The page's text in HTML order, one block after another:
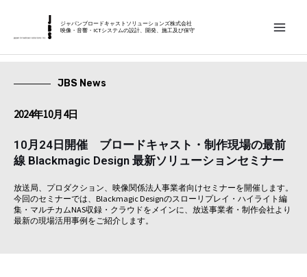
ジャパンブロードキャストソリューションズ株式会社
映像・音響・ICTシステムの設計、開発、施工及び保守
JBS News
2024年10月4日
10月24日開催 ブロードキャスト・制作現場の最前
線 Blackmagic Design 最新ソリューションセミナー
放送局、プロダクション、映像関係法人事業者向けセミナーを開催します。
今回のセミナーでは、Blackmagic Designのスローリプレイ・ハイライト編
集・マルチカムNAS収録・クラウドをメインに、放送事業者・制作会社より
最新の現場活用事例をご紹介します。